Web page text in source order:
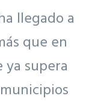
llegado a
que en
supera